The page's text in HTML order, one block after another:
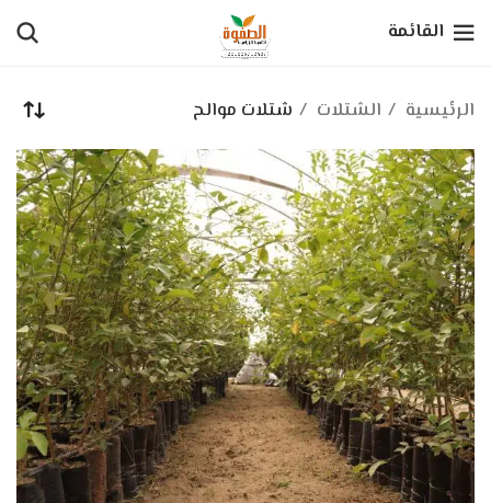
القائمة
الرئيسية الشتلات شتلات موالح